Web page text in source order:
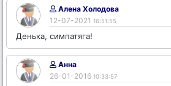
Алена Холодова
12-07-2021 16:51:55
Денька, симпатяга!
Анна
26-01-2016 10:33:57